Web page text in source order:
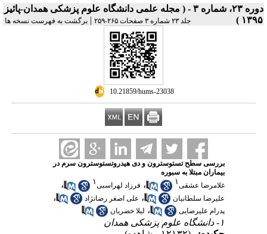
دوره ۲۳، شماره ۳ - ( مجله علمی دانشگاه علوم پزشکی همدان-پائیز
۱۳۹۵ )
جلد ۲۳ شماره ۳ صفحات ۲۶۵-۲۵۹ |برگشت به فهرست نسخه ها
‎ 10.21859/hums-23038
بررسی سطح تستوسترون و دی هیدروتستوسترون سرم در
بیماران مبتلا به سبوره
غلامرضا عشقی۱ ، فرزاد لهراسبی۱ ،
علیرضا سلطانیان ، علی اصغر رضانژاد ،
پدرام علیرضایی ، لیلا خضریان
۱- دانشگاه علوم پزشکی همدان